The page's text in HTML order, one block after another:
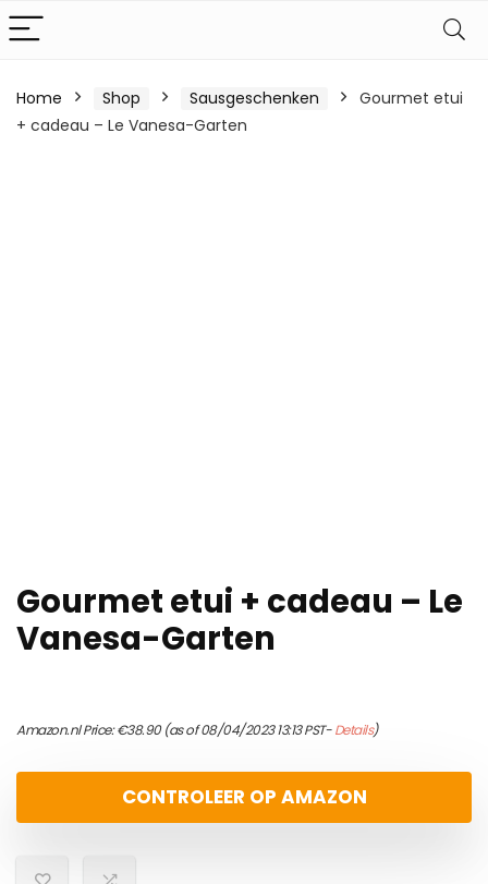
Home Shop Sausgeschenken
Gourmet etui
+ cadeau – Le Vanesa-Garten
Gourmet etui + cadeau – Le
Vanesa-Garten
Amazon.nl Price:€38.90(as of 08/04/2023 13:13 PST-Details)
CONTROLEER OP AMAZON